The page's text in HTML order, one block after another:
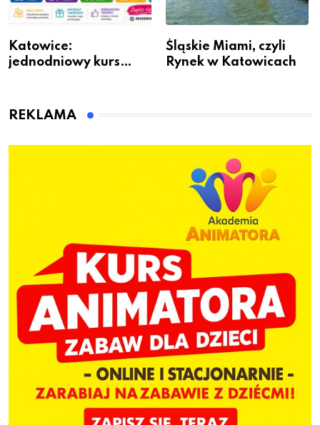
Katowice:
jednodniowy kurs
dzieci
Śląskie Miami, czyli
Rynek w Katowicach
REKLAMA